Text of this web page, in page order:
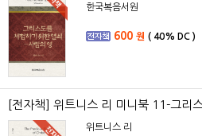
한국복음서원
600 원 ( 40% DC )
[전자책] 위트니스 리 미니북 11-그리
위트니스 리